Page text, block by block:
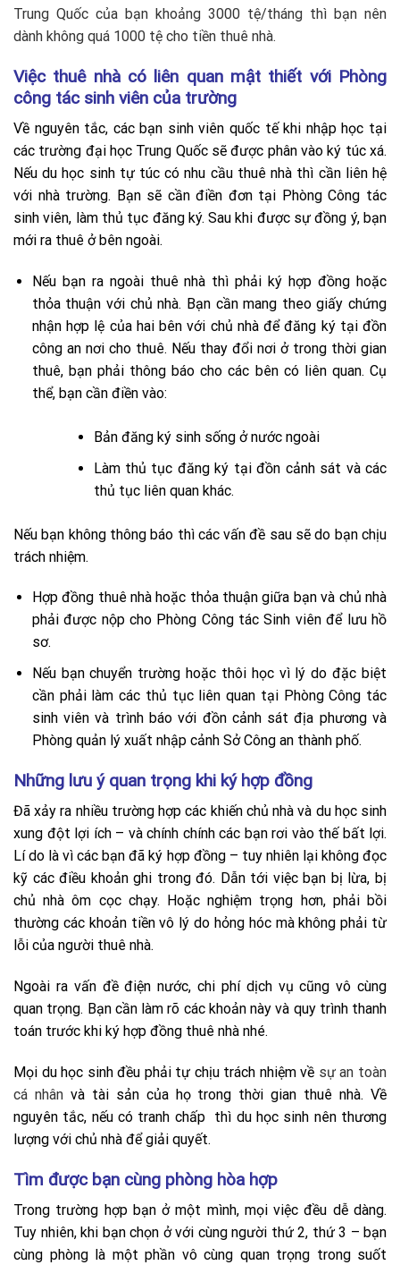
Trung Quốc của bạn khoảng 3000 tệ/tháng thì bạn nên
dành không quá 1000 tệ cho tiền thuê nhà.
Việc thuê nhà có liên quan mật thiết với Phòng
công tác sinh viên của trường
Về nguyên tắc, các bạn sinh viên quốc tế khi nhập học tại
các trường đại học Trung Quốc sẽ được phân vào ký túc xá.
Nếu du học sinh tự túc có nhu cầu thuê nhà thì cần liên hệ
với nhà trường. Bạn sẽ cần điền đơn tại Phòng Công tác
sinh viên, làm thủ tục đăng ký. Sau khi được sự đồng ý, bạn
mới ra thuê ở bên ngoài.
Nếu bạn ra ngoài thuê nhà thì phải ký hợp đồng hoặc
thỏa thuận với chủ nhà. Bạn cần mang theo giấy chứng
nhận hợp lệ của hai bên với chủ nhà để đăng ký tại đồn
công an nơi cho thuê. Nếu thay đổi nơi ở trong thời gian
thuê, bạn phải thông báo cho các bên có liên quan. Cụ
thể, bạn cần điền vào:
Bản đăng ký sinh sống ở nước ngoài
Làm thủ tục đăng ký tại đồn cảnh sát và các
thủ tục liên quan khác.
Nếu bạn không thông báo thì các vấn đề sau sẽ do bạn chịu
trách nhiệm.
Hợp đồng thuê nhà hoặc thỏa thuận giữa bạn và chủ nhà
phải được nộp cho Phòng Công tác Sinh viên để lưu hồ
sơ.
Nếu bạn chuyển trường hoặc thôi học vì lý do đặc biệt
cần phải làm các thủ tục liên quan tại Phòng Công tác
sinh viên và trình báo với đồn cảnh sát địa phương và
Phòng quản lý xuất nhập cảnh Sở Công an thành phố.
Những lưu ý quan trọng khi ký hợp đồng
Đã xảy ra nhiều trường hợp các khiến chủ nhà và du học sinh
xung đột lợi ích – và chính chính các bạn rơi vào thế bất lợi.
Lí do là vì các bạn đã ký hợp đồng – tuy nhiên lại không đọc
kỹ các điều khoản ghi trong đó. Dẫn tới việc bạn bị lừa, bị
chủ nhà ôm cọc chạy. Hoặc nghiệm trọng hơn, phải bồi
thường các khoản tiền vô lý do hỏng hóc mà không phải từ
lỗi của người thuê nhà.
Ngoài ra vấn đề điện nước, chi phí dịch vụ cũng vô cùng
quan trọng. Bạn cần làm rõ các khoản này và quy trình thanh
toán trước khi ký hợp đồng thuê nhà nhé.
Mọi du học sinh đều phải tự chịu trách nhiệm về sự an toàn
cá nhânvà tài sản của họ trong thời gian thuê nhà. Về
nguyên tắc, nếu có tranh chấp thì du học sinh nên thương
lượng với chủ nhà để giải quyết.
Tìm được bạn cùng phòng hòa hợp
Trong trường hợp bạn ở một mình, mọi việc đều dễ dàng.
Tuy nhiên, khi bạn chọn ở với cùng người thứ 2, thứ 3 – bạn
cùng phòng là một phần vô cùng quan trọng trong suốt